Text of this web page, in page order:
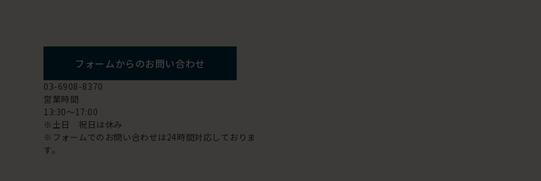
フォームからのお問い合わせ
03-6908-8370
営業時間
13:30～17:00
※土日 祝日は休み
※フォームでのお問い合わせは24時間対応しておりま
す。